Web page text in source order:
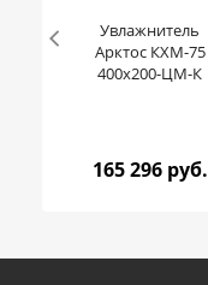
Увлажнитель
Арктос КХМ-75
400x200-ЦМ-К
165 296 руб.